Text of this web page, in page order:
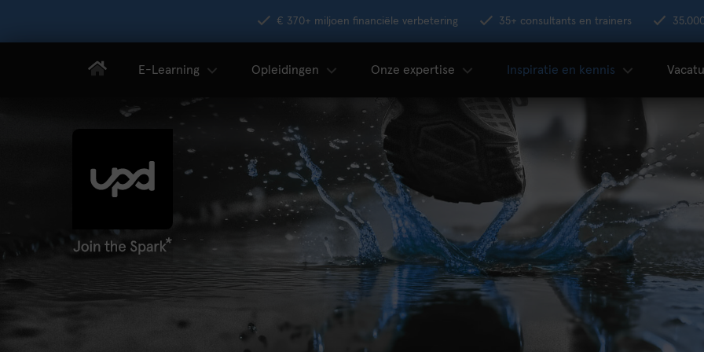
€ 370+ miljoen financiële verbetering 35+ consultants en trainers
E-Learning Opleidingen Onze expertise Inspiratie en kennis